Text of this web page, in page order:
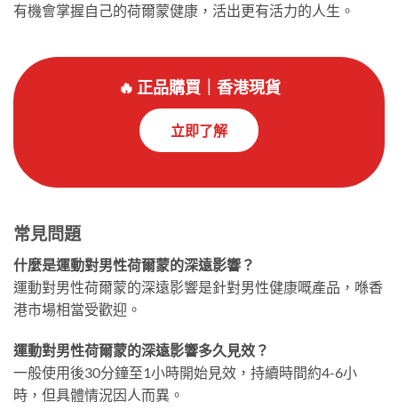
有機會掌握自己的荷爾蒙健康，活出更有活力的人生。
🔥 正品購買｜香港現貨
立即了解
常見問題
什麼是運動對男性荷爾蒙的深遠影響？
運動對男性荷爾蒙的深遠影響是針對男性健康嘅產品，喺香
港市場相當受歡迎。
運動對男性荷爾蒙的深遠影響多久見效？
一般使用後30分鐘至1小時開始見效，持續時間約4-6小
時，但具體情況因人而異。